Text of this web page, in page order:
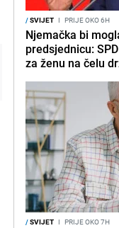
/SVIJET I PRIJE OKO 6H
Njemačka bi
predsjednicu:
za ženu na čelu
/SVIJET I PRIJE OKO 7H